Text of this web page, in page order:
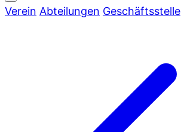
Verein Abteilungen Geschäftsstelle